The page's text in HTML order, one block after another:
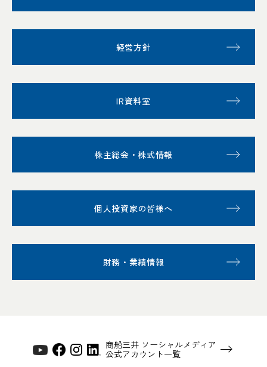
経営方針
IR資料室
株主総会・株式情報
個人投資家の皆様へ
財務・業績情報
商船三井 ソーシャルメディア
公式アカウント一覧